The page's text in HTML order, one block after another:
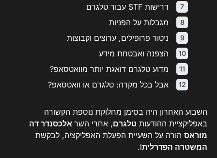
דרישות STF עבור טלגרם
מגבלות על הפניות
ניטור פרופילים, ערוצים וקבוצות
הצפנה ואבטחת מידע
מדוע טלגרם דואגת יותר מוואטסאפ?
אבל בכל מקרה: טלגרם או וואטסאפ?
השבוע האחרון היה בסימן מחלוקת נוספת הקשורה
באפליקציית ההודעות טלגרם, אחרי השר אלכסנדר דה
מוראס הורה על השעיית הפעלת האפליקציה, לבקשת
המשטרה הפדרליתl.